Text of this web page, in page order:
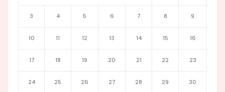
3 4 5 6 7 8 9
10 11 12 13 14 15 16
17 18 19 20 21 22 23
24 25 26 27 28 29 30